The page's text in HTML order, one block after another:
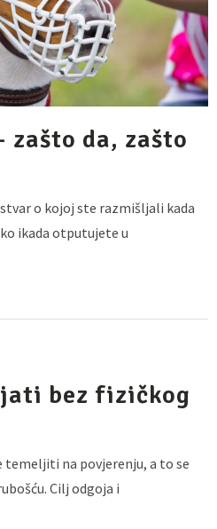
zašto da, zašto
o kojoj ste razmišljali kada
ikada otputujete u
bez fizičkog
temeljiti na povjerenju, a to se
Cilj odgoja i